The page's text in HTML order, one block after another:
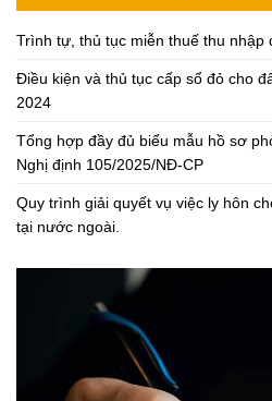
Trình tự, thủ tục miễn thuế thu nhập
Điều kiện và thủ tục cấp sổ đỏ cho
2024
Tổng hợp đầy đủ biểu mẫu hồ sơ
Nghị định 105/2025/NĐ-CP
Quy trình giải quyết vụ việc ly hôn
tại nước ngoài.